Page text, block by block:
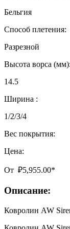
Бельгия
Способ плетения:
Разрезной
Высота ворса (мм):
14.5
Ширина :
1/2/3/4
Вес покрытия:
Цена:
От ₽5,955.00*
Описание:
Ковролин AW